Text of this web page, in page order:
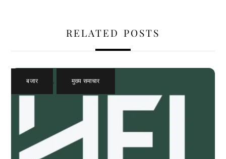
RELATED POSTS
बजार , मुख्य समाचार